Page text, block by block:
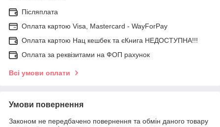
Післяплата
Оплата картою Visa, Mastercard - WayForPay
Оплата картою Нац кешбек та єКнига НЕДОСТУПНА!!!
Оплата за реквізитами на ФОП рахунок
Всі умови оплати
Умови повернення
Законом не передбачено повернення та обмін даного товару